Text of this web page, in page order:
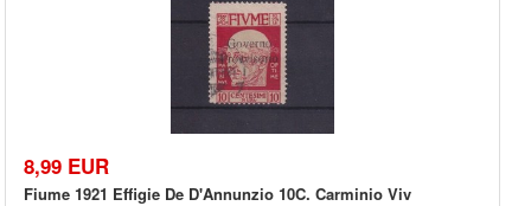
8,99 EUR
Fiume 1921 Effigie De D'Annunzio 10C. Carminio Viv